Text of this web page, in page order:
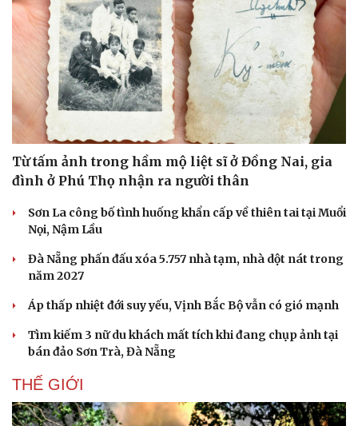
Văn học
Âm nhạc
Di sản
Thời trang
Sao Việt
Từ tấm ảnh trong hầm mộ liệt sĩ ở Đồng Nai, gia
đình ở Phú Thọ nhận ra người thân
Sơn La công bố tình huống khẩn cấp về thiên tai tại Muổi
Nọi, Nậm Lầu
Đà Nẵng phấn đấu xóa 5.757 nhà tạm, nhà dột nát trong
năm 2027
Áp thấp nhiệt đới suy yếu, Vịnh Bắc Bộ vẫn có gió mạnh
Tìm kiếm 3 nữ du khách mất tích khi đang chụp ảnh tại
bán đảo Sơn Trà, Đà Nẵng
THẾ GIỚI